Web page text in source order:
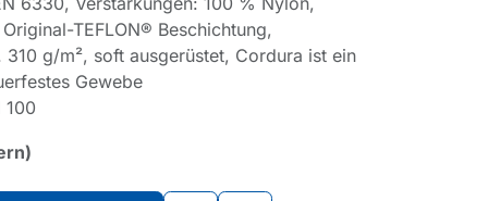
TEFLON® Beschichtung,
g/m², soft ausgerüstet, Cordura ist ein
Gewebe
100